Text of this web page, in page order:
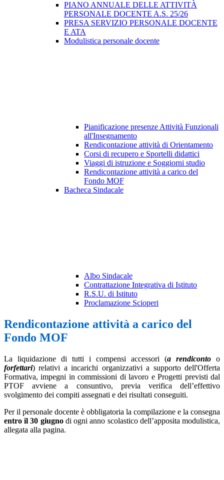
PIANO ANNUALE DELLE ATTIVITÀ
PERSONALE DOCENTE A.S. 25/26
PRESA SERVIZIO PERSONALE DOCENTE
E ATA
Modulistica personale docente
Pianificazione presenze Attività Funzionali
all'Insegnamento
Rendicontazione attività di Orientamento
Corsi di recupero e Sportelli didattici
Viaggi di istruzione e Soggiorni studio
Rendicontazione attività a carico del
Fondo MOF
Bacheca Sindacale
Albo Sindacale
Contrattazione Integrativa di Istituto
R.S.U. di Istituto
Proclamazione Scioperi
Rendicontazione attività a carico del
Fondo MOF
La liquidazione di tutti i compensi accessori (a rendiconto o
forfettari) relativi a incarichi organizzativi a supporto dell'Offerta
Formativa, impegni in commissioni di lavoro e Progetti previsti dal
PTOF avviene a consuntivo, previa verifica dell’effettivo
svolgimento dei compiti assegnati e dei risultati conseguiti.
Per il personale docente è obbligatoria la compilazione e la consegna
entro il 30 giugno di ogni anno scolastico dell’apposita modulistica,
allegata alla pagina.